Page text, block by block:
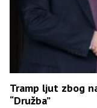
Tramp ljut zbog
“Družba”